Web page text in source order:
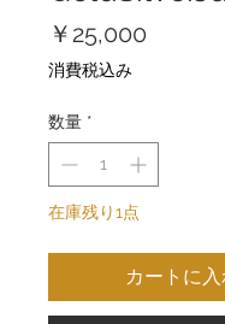
￥25,000
消費税込み
数量 *
在庫残り1点
カートに入